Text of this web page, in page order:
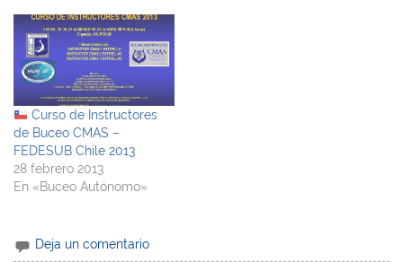
Curso de Instructores
de Buceo CMAS –
FEDESUB Chile 2013
28 febrero 2013
En «Buceo Autónomo»
Deja un comentario